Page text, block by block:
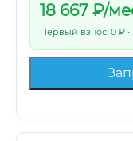
18 667 ₽/
Первый взнос: 0 ₽ •